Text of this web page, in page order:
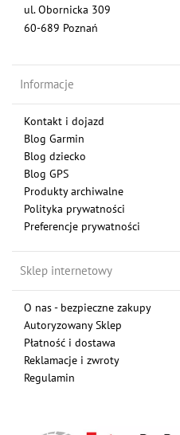
ul. Obornicka 309
60-689 Poznań
Informacje
Kontakt i dojazd
Blog Garmin
Blog dziecko
Blog GPS
Produkty archiwalne
Polityka prywatności
Preferencje prywatności
Sklep internetowy
O nas - bezpieczne zakupy
Autoryzowany Sklep
Płatność i dostawa
Reklamacje i zwroty
Regulamin